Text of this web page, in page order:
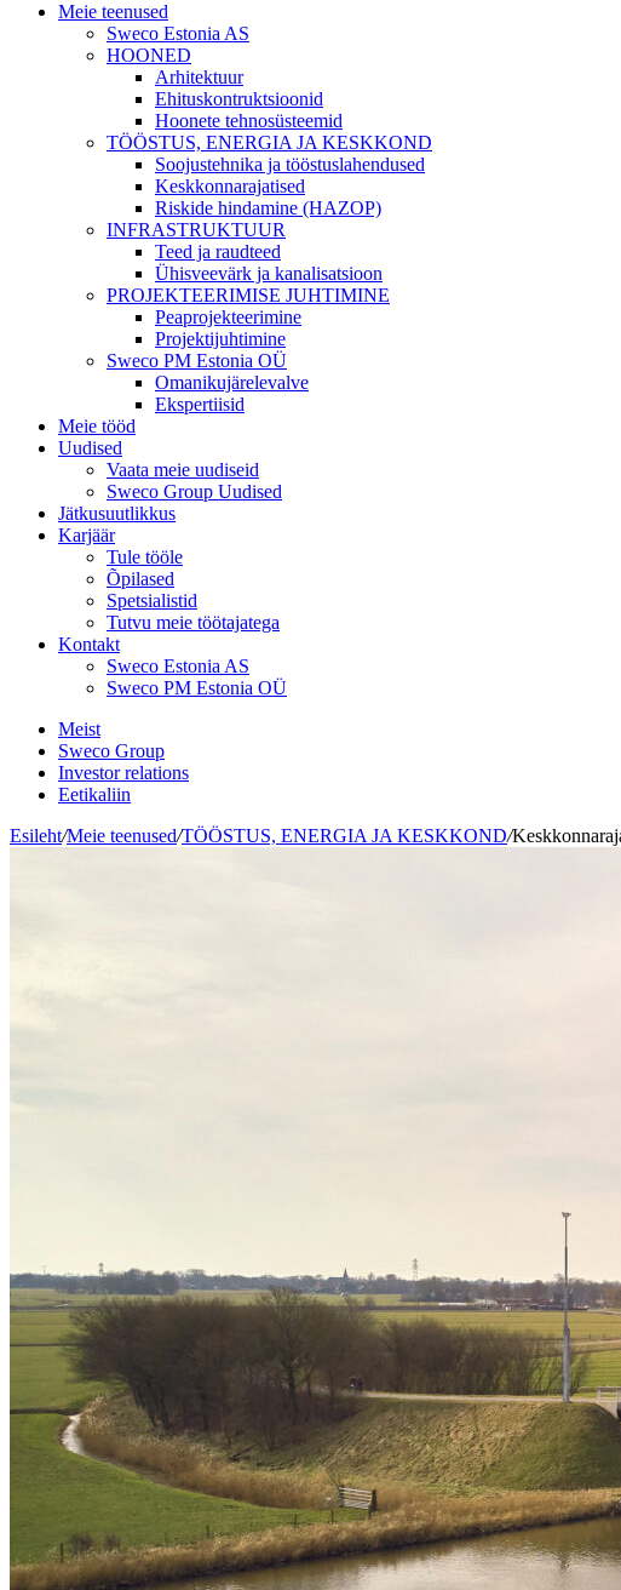
Meie teenused
Sweco Estonia AS
HOONED
Arhitektuur
Ehituskontruktsioonid
Hoonete tehnosüsteemid
TÖÖSTUS, ENERGIA JA KESKKOND
Soojustehnika ja tööstuslahendused
Keskkonnarajatised
Riskide hindamine (HAZOP)
INFRASTRUKTUUR
Teed ja raudteed
Ühisveevärk ja kanalisatsioon
PROJEKTEERIMISE JUHTIMINE
Peaprojekteerimine
Projektijuhtimine
Sweco PM Estonia OÜ
Omanikujärelevalve
Ekspertiisid
Meie tööd
Uudised
Vaata meie uudiseid
Sweco Group Uudised
Jätkusuutlikkus
Karjäär
Tule tööle
Õpilased
Spetsialistid
Tutvu meie töötajatega
Kontakt
Sweco Estonia AS
Sweco PM Estonia OÜ
Meist
Sweco Group
Investor relations
Eetikaliin
Esileht/Meie teenused/TÖÖSTUS, ENERGIA JA KESKKOND/